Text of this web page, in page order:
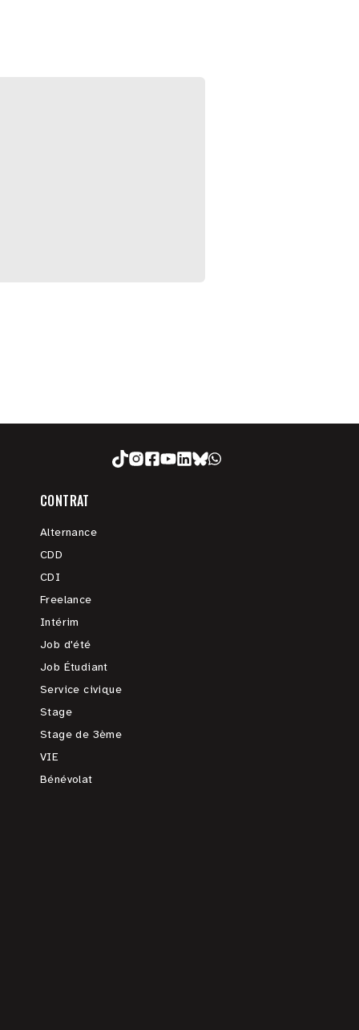
CONTRAT
Alternance
CDD
CDI
Freelance
Intérim
Job d'été
Job Étudiant
Service civique
Stage
Stage de 3ème
VIE
Bénévolat